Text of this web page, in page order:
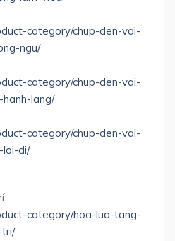
category/chup-den-vai-
ngu/
category/chup-den-vai-
lang/
category/chup-den-vai-
loi-di/
category/hoa-lua-tang-
tri/